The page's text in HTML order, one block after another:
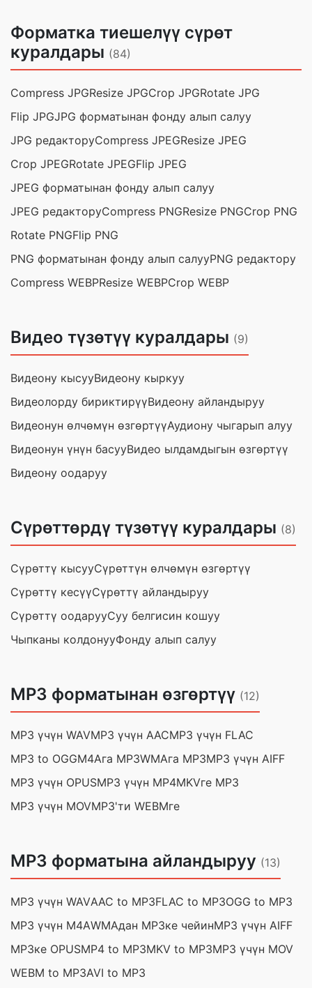
Форматка тиешелүү сүрөт
куралдары (84)
Compress JPGResize JPGCrop JPGRotate JPG
Flip JPGJPG форматынан фонду алып салуу
JPG редакторуCompress JPEGResize JPEG
Crop JPEGRotate JPEGFlip JPEG
JPEG форматынан фонду алып салуу
JPEG редакторуCompress PNGResize PNGCrop PNG
Rotate PNGFlip PNG
PNG форматынан фонду алып салууPNG редактору
Compress WEBPResize WEBPCrop WEBP
Видео түзөтүү куралдары (9)
Видеону кысууВидеону кыркуу
Видеолорду бириктирүүВидеону айландыруу
Видеонун өлчөмүн өзгөртүүАудиону чыгарып алуу
Видеонун үнүн басууВидео ылдамдыгын өзгөртүү
Видеону оодаруу
Сүрөттөрдү түзөтүү куралдары (8)
Сүрөттү кысууСүрөттүн өлчөмүн өзгөртүү
Сүрөттү кесүүСүрөттү айландыруу
Сүрөттү оодарууСуу белгисин кошуу
Чыпканы колдонууФонду алып салуу
MP3 форматынан өзгөртүү (12)
MP3 үчүн WAVMP3 үчүн AACMP3 үчүн FLAC
MP3 to OGGM4Aга MP3WMAга MP3MP3 үчүн AIFF
MP3 үчүн OPUSMP3 үчүн MP4MKVге MP3
MP3 үчүн MOVMP3'ти WEBMге
MP3 форматына айландыруу (13)
MP3 үчүн WAVAAC to MP3FLAC to MP3OGG to MP3
MP3 үчүн M4AWMAдан MP3ке чейинMP3 үчүн AIFF
MP3ке OPUSMP4 to MP3MKV to MP3MP3 үчүн MOV
WEBM to MP3AVI to MP3